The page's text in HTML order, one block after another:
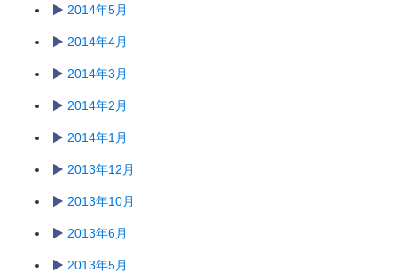
2014年5月
2014年4月
2014年3月
2014年2月
2014年1月
2013年12月
2013年10月
2013年6月
2013年5月